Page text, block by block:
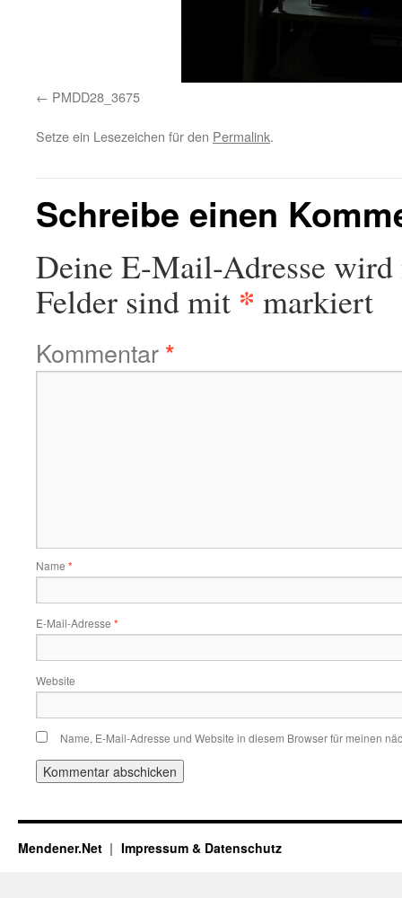
PMDD28_3675
Setze ein Lesezeichen für den Permalink.
Schreibe einen
Deine E-Mail-Adresse
Felder sind mit * markiert
Kommentar*
Name *
E-Mail-Adresse *
Website
Name, E-Mail-Adresse und Website in diesem Browser für meinen
Mendener.Net Impressum & Datenschutz